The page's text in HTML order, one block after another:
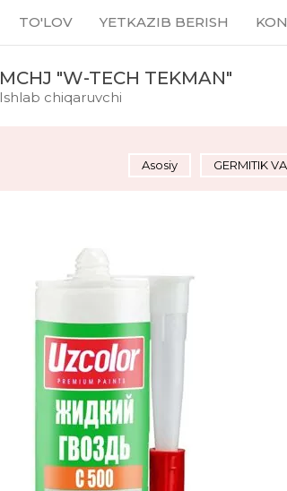
TO'LOV YETKAZIB BERISH
MCHJ "W-TECH TEKMAN"
Ishlab chiqaruvchi
Asosiy GERMITIK